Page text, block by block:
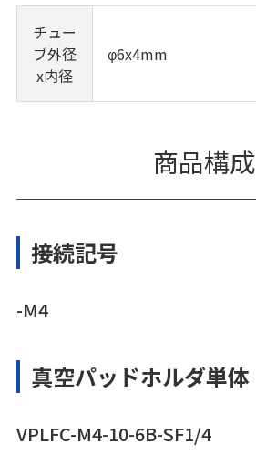
チュー
ブ外径
x内径
φ6x4mm
商品構成
接続記号
-M4
真空パッドホルダ単体
VPLFC-M4-10-6B-SF1/4